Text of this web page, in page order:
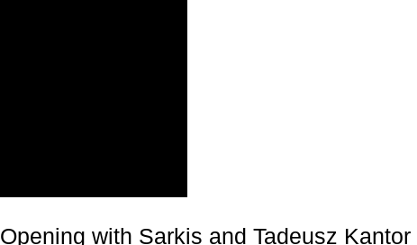
Opening with Sarkis and Tadeusz Kantor